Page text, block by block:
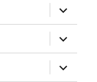
anzeigen
anzeigen
anzeigen